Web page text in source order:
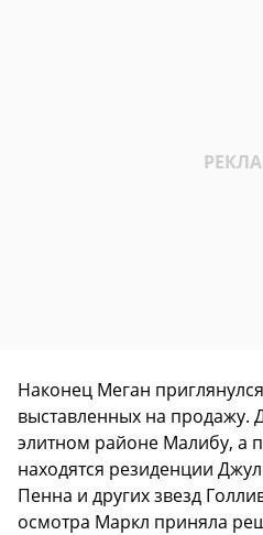
Наконец Меган
выставленных на продажу.
элитном районе Малибу, а
находятся резиденции
Пенна и других звезд
осмотра Маркл приняла